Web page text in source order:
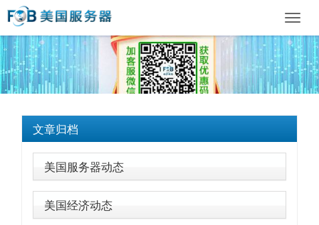
文章归档
美国服务器动态
美国经济动态